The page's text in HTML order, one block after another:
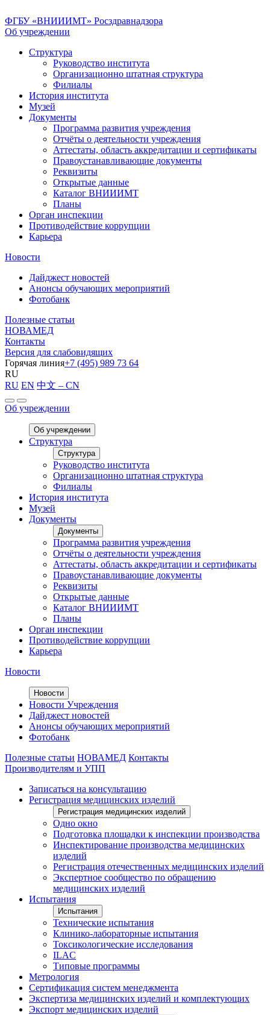
ФГБУ «ВНИИИМТ» Росздравнадзора
Об учреждении
Структура
Руководство института
Организационно штатная структура
Филиалы
История института
Музей
Документы
Программа развития учреждения
Отчёты о деятельности учреждения
Аттестаты, область аккредитации и сертификаты
Правоустанавливающие документы
Реквизиты
Открытые данные
Каталог ВНИИИМТ
Планы
Орган инспекции
Противодействие коррупции
Карьера
Новости
Дайджест новостей
Анонсы обучающих мероприятий
Фотобанк
Полезные статьи
НОВАМЕД
Контакты
Версия для слабовидящих
Горячая линия+7 (495) 989 73 64
RU
RU EN 中文 – CN
Об учреждении
Об учреждении
Структура
Структура
Руководство института
Организационно штатная структура
Филиалы
История института
Музей
Документы
Документы
Программа развития учреждения
Отчёты о деятельности учреждения
Аттестаты, область аккредитации и сертификаты
Правоустанавливающие документы
Реквизиты
Открытые данные
Каталог ВНИИИМТ
Планы
Орган инспекции
Противодействие коррупции
Карьера
Новости
Новости
Новости Учреждения
Дайджест новостей
Анонсы обучающих мероприятий
Фотобанк
Полезные статьи НОВАМЕД Контакты
Производителям и УПП
Записаться на консультацию
Регистрация медицинских изделий
Регистрация медицинских изделий
Одно окно
Подготовка площадки к инспекции производства
Инспектирование производства медицинских
изделий
Регистрация отечественных медицинских изделий
Экспертное сообщество по обращению
медицинских изделий
Испытания
Испытания
Технические испытания
Клинико-лабораторные испытания
Токсикологические исследования
ILAС
Типовые программы
Метрология
Сертификация систем менеджмента
Экспертиза медицинских изделий и комплектующих
Экспорт медицинских изделий